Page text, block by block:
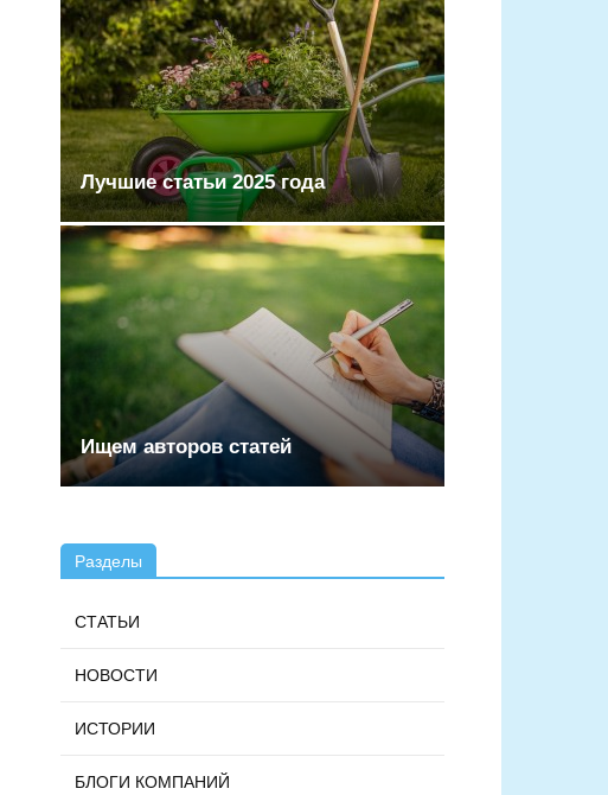
Лучшие статьи 2025 года
Ищем авторов статей
Разделы
СТАТЬИ
НОВОСТИ
ИСТОРИИ
БЛОГИ КОМПАНИЙ